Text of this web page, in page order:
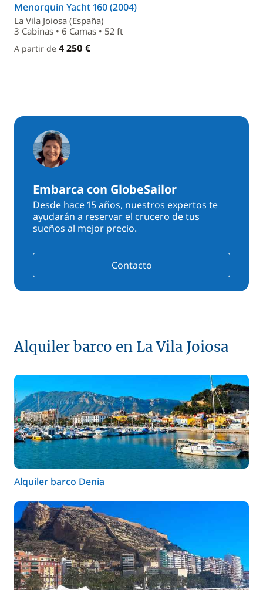
Menorquin Yacht 160 (2004)
La Vila Joiosa (España)
3 Cabinas • 6 Camas • 52 ft
A partir de 4 250 €
Embarca con GlobeSailor
Desde hace 15 años, nuestros expertos te
ayudarán a reservar el crucero de tus
sueños al mejor precio.
Contacto
Alquiler barco en La Vila Joiosa
Alquiler barco Denia